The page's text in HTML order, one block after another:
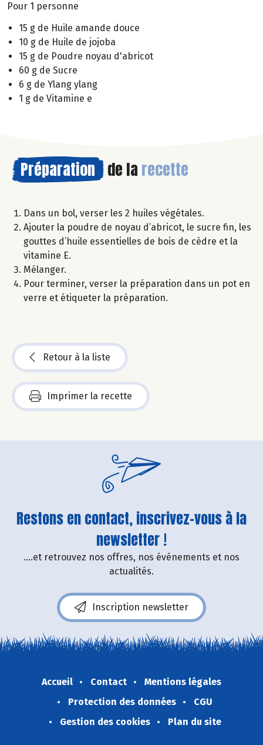
Pour 1 personne
15 g de Huile amande douce
10 g de Huile de jojoba
15 g de Poudre noyau d'abricot
60 g de Sucre
6 g de Ylang ylang
1 g de Vitamine e
Préparation de la recette
Dans un bol, verser les 2 huiles végétales.
Ajouter la poudre de noyau d’abricot, le sucre fin, les
gouttes d’huile essentielles de bois de cèdre et la
vitamine E.
Mélanger.
Pour terminer, verser la préparation dans un pot en
verre et étiqueter la préparation.
Retour à la liste
Imprimer la recette
Restons en contact, inscrivez-vous à la
newsletter !
....et retrouvez nos offres, nos événements et nos
actualités.
Inscription newsletter
Accueil Contact
Mentions légales
Protection des données
CGU
Gestion des cookies
Plan du site